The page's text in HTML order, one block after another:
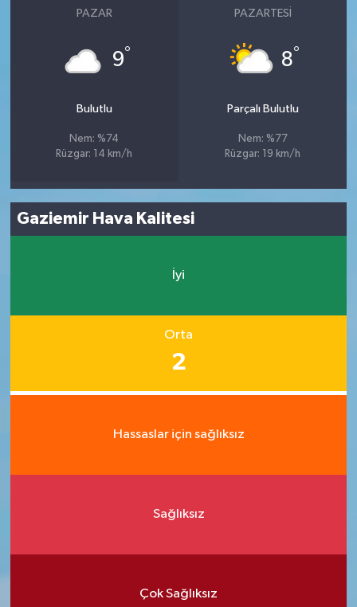
PAZAR
9°
Bulutlu
Nem: %74
Rüzgar: 14 km/h
PAZARTESI
8°
Parçalı Bulutlu
Nem: %77
Rüzgar: 19 km/h
Gaziemir Hava Kalitesi
İyi
Orta
2
Hassaslar için sağlıksız
Sağlıksız
Çok Sağlıksız